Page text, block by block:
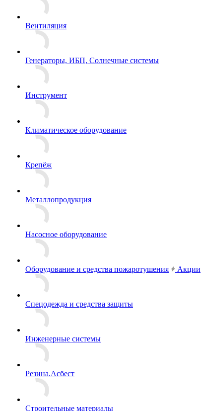
Вентиляция
Генераторы, ИБП, Солнечные системы
Инструмент
Климатическое оборудование
Крепёж
Металлопродукция
Насосное оборудование
Оборудование и средства пожаротушения
Спецодежда и средства защиты
Инженерные системы
Резина.Асбест
Строительные материалы
Акции